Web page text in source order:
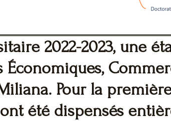
2022-2023, une
Économiques,
Pour la
ont été dispensés